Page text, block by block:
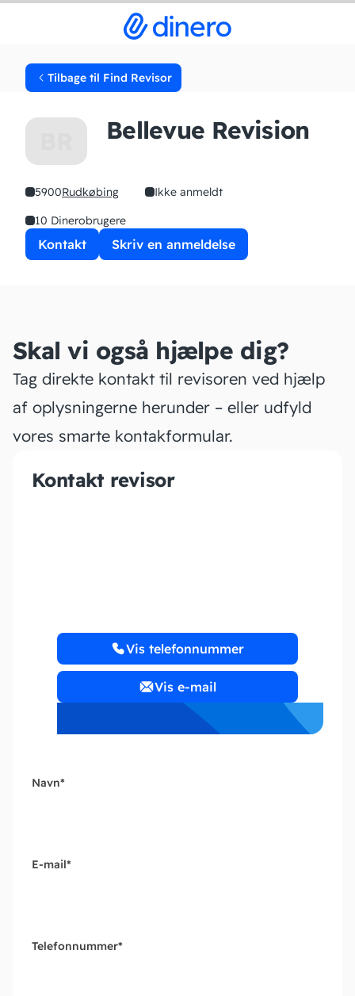
Tilbage til Find Revisor
Bellevue Revision
5900Rudkøbing
Ikke anmeldt
10 Dinerobrugere
Kontakt Skriv en anmeldelse
Skal vi også hjælpe dig?
Tag direkte kontakt til revisoren ved hjælp
af oplysningerne herunder – eller udfyld
vores smarte kontakformular.
Kontakt revisor
Vis telefonnummer
Vis e-mail
Navn*
E-mail*
Telefonnummer*